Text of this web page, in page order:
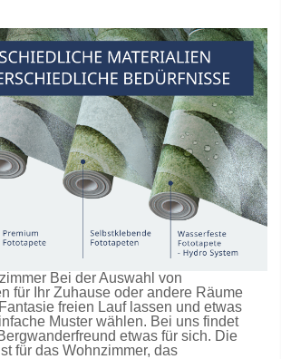
Bei der Auswahl von
für Ihr Zuhause oder andere Räume
freien Lauf lassen und etwas
Muster wählen. Bei uns findet
etwas für sich. Die
für das Wohnzimmer, das